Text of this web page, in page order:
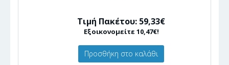
Τιμή Πακέτου: 59,33€
Εξοικονομείτε 10,47€!
Προσθήκη στο καλάθι